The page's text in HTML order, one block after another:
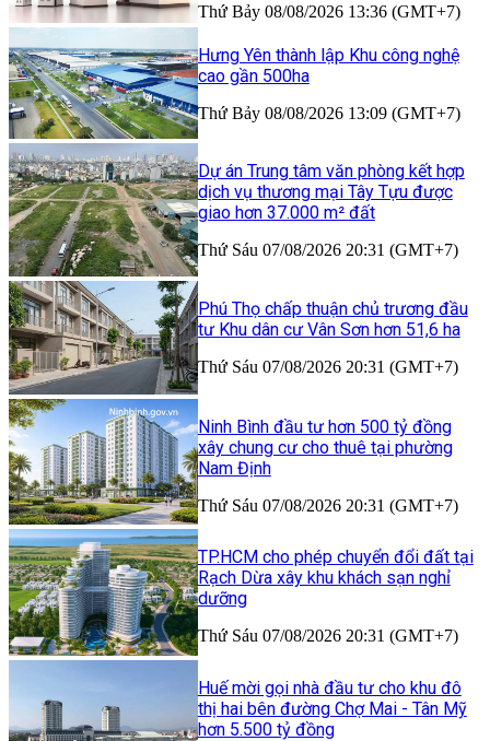
Thứ Bảy 08/08/2026 13:36 (GMT+7)
Hưng Yên thành lập Khu công nghệ
cao gần 500ha
Thứ Bảy 08/08/2026 13:09 (GMT+7)
Dự án Trung tâm văn phòng kết hợp
dịch vụ thương mại Tây Tựu được
giao hơn 37.000 m² đất
Thứ Sáu 07/08/2026 20:31 (GMT+7)
Phú Thọ chấp thuận chủ trương đầu
tư Khu dân cư Vân Sơn hơn 51,6 ha
Thứ Sáu 07/08/2026 20:31 (GMT+7)
Ninh Bình đầu tư hơn 500 tỷ đồng
xây chung cư cho thuê tại phường
Nam Định
Thứ Sáu 07/08/2026 20:31 (GMT+7)
TP.HCM cho phép chuyển đổi đất tại
Rạch Dừa xây khu khách sạn nghỉ
dưỡng
Thứ Sáu 07/08/2026 20:31 (GMT+7)
Huế mời gọi nhà đầu tư cho khu đô
thị hai bên đường Chợ Mai - Tân Mỹ
hơn 5.500 tỷ đồng